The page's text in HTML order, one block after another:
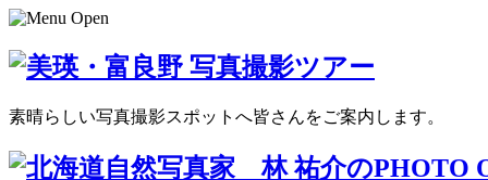
素晴らしい写真撮影スポットへ皆さんをご案内します。